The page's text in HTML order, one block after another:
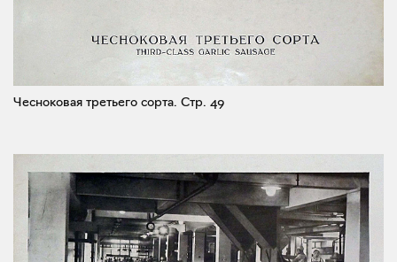
Чесноковая третьего сорта. Стр. 49